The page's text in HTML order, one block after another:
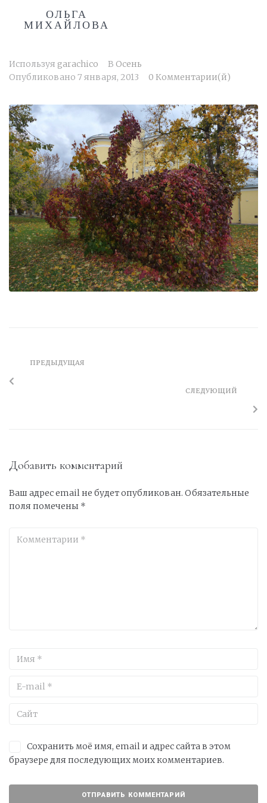
ОЛЬГА
МИХАЙЛОВА
Используя garachico В Осень
Опубликовано 7 января, 2013 0 Комментарии(й)
ПРЕДЫДУЩАЯ
СЛЕДУЮЩИЙ
Добавить комментарий
Ваш адрес email не будет опубликован. Обязательные
поля помечены *
Сохранить моё имя, email и адрес сайта в этом
браузере для последующих моих комментариев.